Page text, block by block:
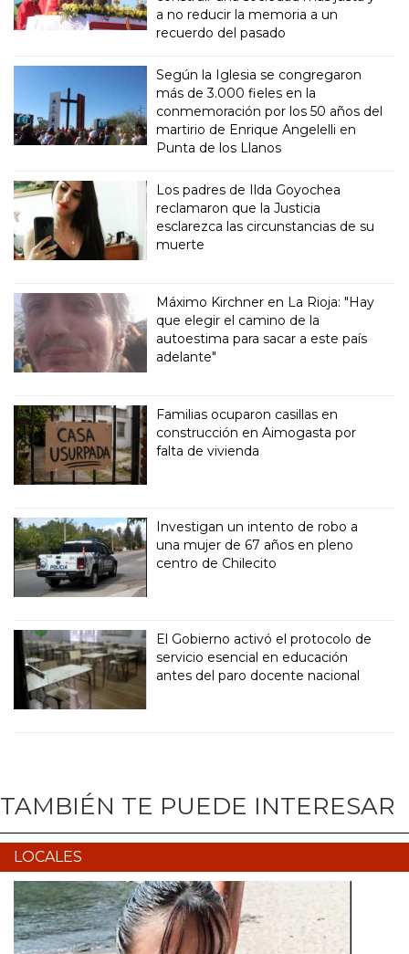
a no reducir la memoria a un
recuerdo del pasado
Según la Iglesia se congregaron
más de 3.000 fieles en la
conmemoración por los 50 años del
martirio de Enrique Angelelli en
Punta de los Llanos
Los padres de Ilda Goyochea
reclamaron que la Justicia
esclarezca las circunstancias de su
muerte
Máximo Kirchner en La Rioja: "Hay
que elegir el camino de la
autoestima para sacar a este país
adelante"
Familias ocuparon casillas en
construcción en Aimogasta por
falta de vivienda
Investigan un intento de robo a
una mujer de 67 años en pleno
centro de Chilecito
El Gobierno activó el protocolo de
servicio esencial en educación
antes del paro docente nacional
TAMBIÉN TE PUEDE INTERESAR
LOCALES